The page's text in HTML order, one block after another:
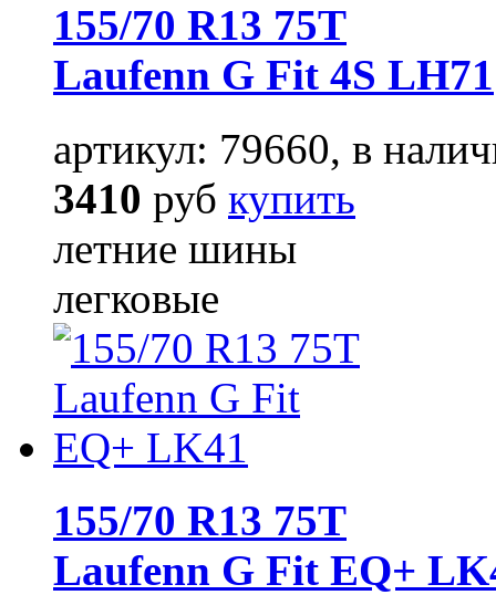
155/70 R13 75T
Laufenn G Fit 4S LH71
артикул: 79660, в
3410 руб купить
летние шины
легковые
155/70 R13 75T
Laufenn G Fit EQ+